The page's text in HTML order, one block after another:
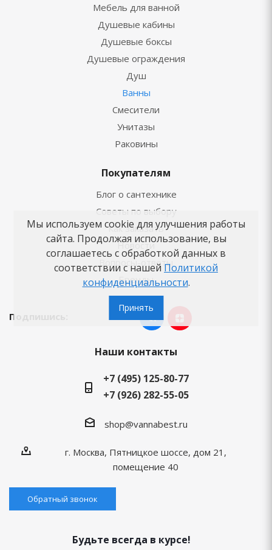
Мебель для ванной
Душевые кабины
Душевые боксы
Душевые ограждения
Душ
Ванны
Смесители
Унитазы
Раковины
Покупателям
Блог о сантехнике
Советы по выбору
Как заказать
Новости
Вопросы-ответы
Бренды
Подпишись:
Наши контакты
+7 (495) 125-80-77
+7 (926) 282-55-05
shop@vannabest.ru
г. Москва, Пятницкое шоссе, дом 21,
помещение 40
Обратный звонок
Будьте всегда в курсе!
Мы используем cookie для улучшения работы
сайта. Продолжая использование, вы
соглашаетесь с обработкой данных в
соответствии с нашей Политикой
конфиденциальности.
Принять